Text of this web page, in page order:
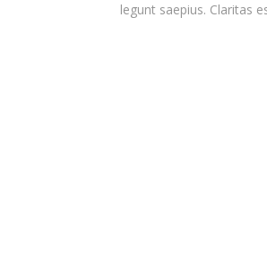
legunt saepius. Claritas